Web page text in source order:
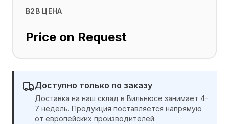
B2B ЦЕНА
Price on Request
Доступно только по заказу
Доставка на наш склад в Вильнюсе занимает 4-
7 недель. Продукция поставляется напрямую
от европейских производителей.